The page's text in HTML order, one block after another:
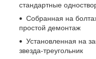
стандартные
Собранная на
простой демонтаж
Установленная на
звезда-треугольник